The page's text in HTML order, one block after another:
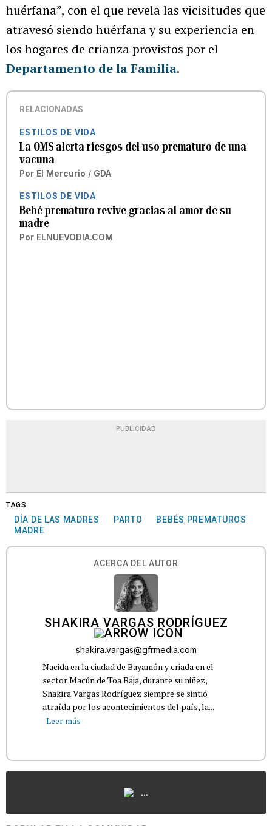
huérfana”, con el que revela las vicisitudes que
atravesó siendo huérfana y su experiencia en
los hogares de crianza provistos por el
Departamento de la Familia.
RELACIONADAS
ESTILOS DE VIDA
La OMS alerta riesgos del uso prematuro de una
vacuna
Por El Mercurio / GDA
ESTILOS DE VIDA
Bebé prematuro revive gracias al amor de su
madre
Por ELNUEVODIA.COM
PUBLICIDAD
TAGS
DÍA DE LAS MADRES PARTO
BEBÉS PREMATUROS
MADRE
ACERCA DEL AUTOR
SHAKIRA VARGAS RODRÍGUEZ
shakira.vargas@gfrmedia.com
Nacida en la ciudad de Bayamón y criada en el
sector Macún de Toa Baja, durante su niñez,
Shakira Vargas Rodríguez siempre se sintió
atraída por los acontecimientos del país, la...
Leer más
...